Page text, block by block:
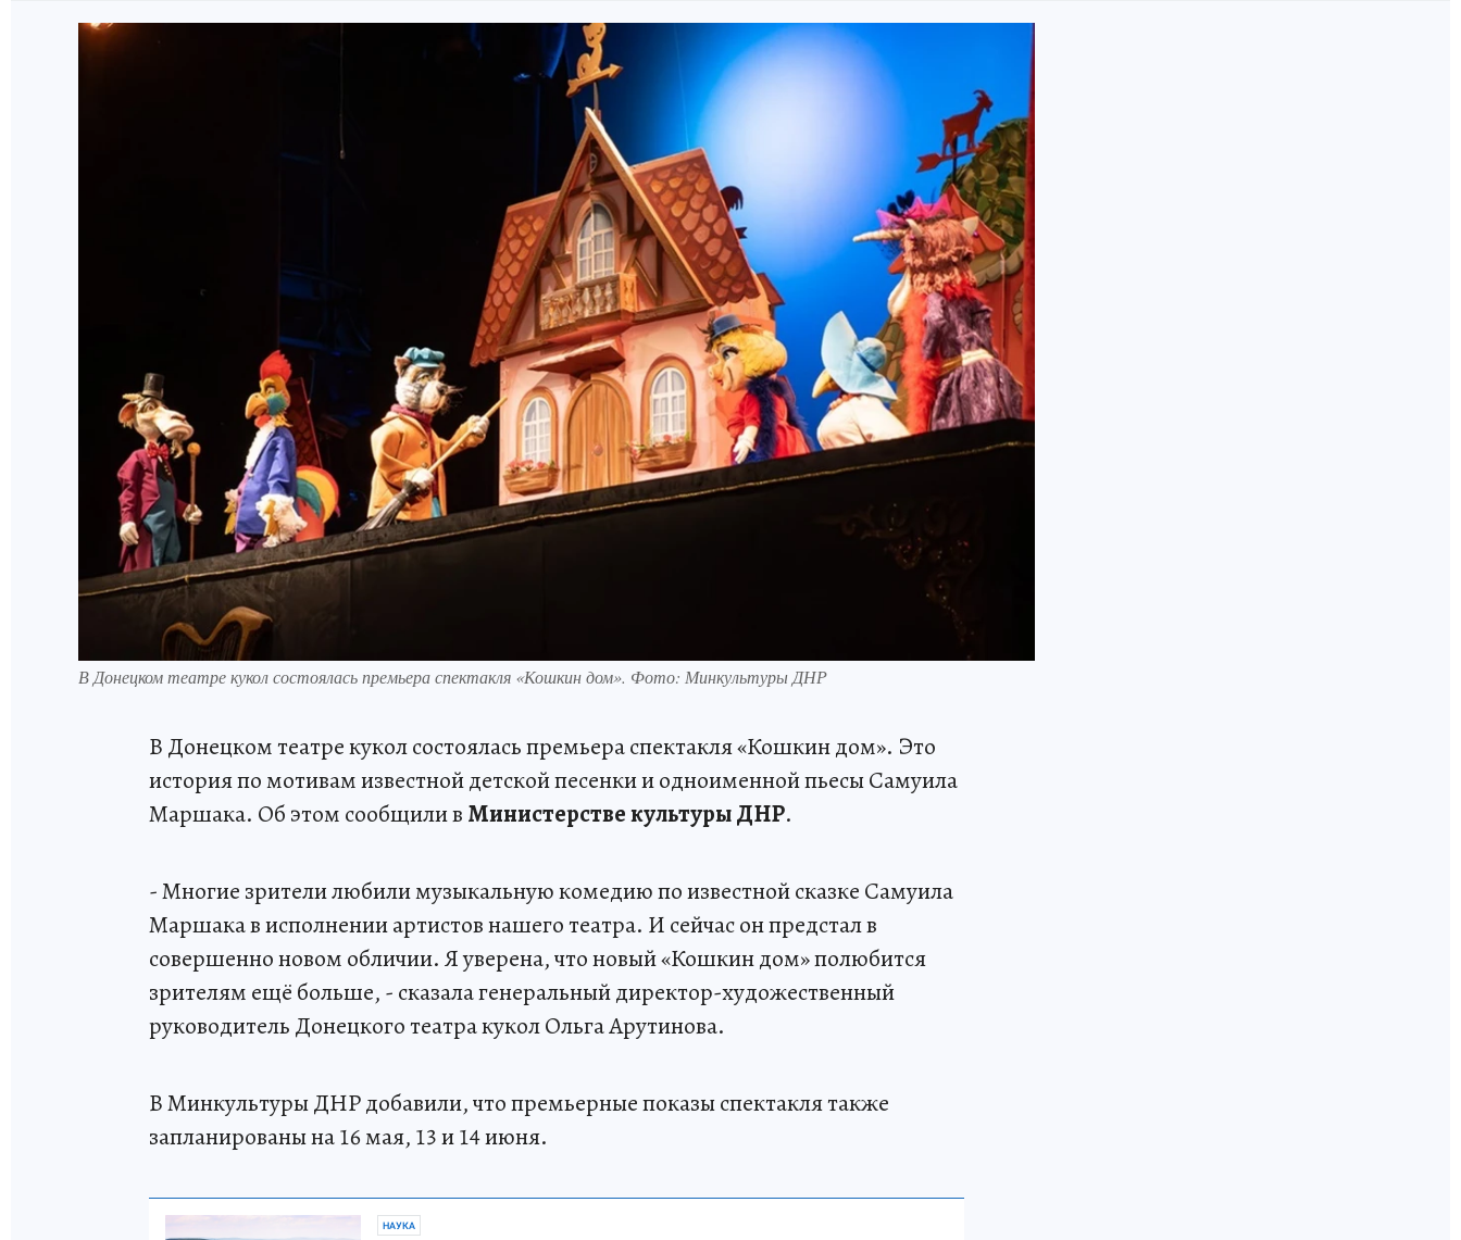
В Донецком театре кукол состоялась премьера спектакля «Кошкин дом». Фото: Минкультуры ДНР
В Донецком театре кукол состоялась премьера спектакля «Кошкин дом». Это
история по мотивам известной детской песенки и одноименной пьесы Самуила
Маршака. Об этом сообщили в Министерстве культуры ДНР.
- Многие зрители любили музыкальную комедию по известной сказке Самуила
Маршака в исполнении артистов нашего театра. И сейчас он предстал в
совершенно новом обличии. Я уверена, что новый «Кошкин дом» полюбится
зрителям ещё больше, - сказала генеральный директор-художественный
руководитель Донецкого театра кукол Ольга Арутинова.
В Минкультуры ДНР добавили, что премьерные показы спектакля также
запланированы на 16 мая, 13 и 14 июня.
НАУКА